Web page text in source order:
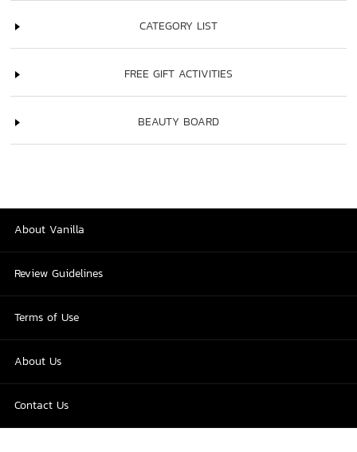
CATEGORY LIST
FREE GIFT ACTIVITIES
BEAUTY BOARD
About Vanilla
Review Guidelines
Terms of Use
About Us
Contact Us